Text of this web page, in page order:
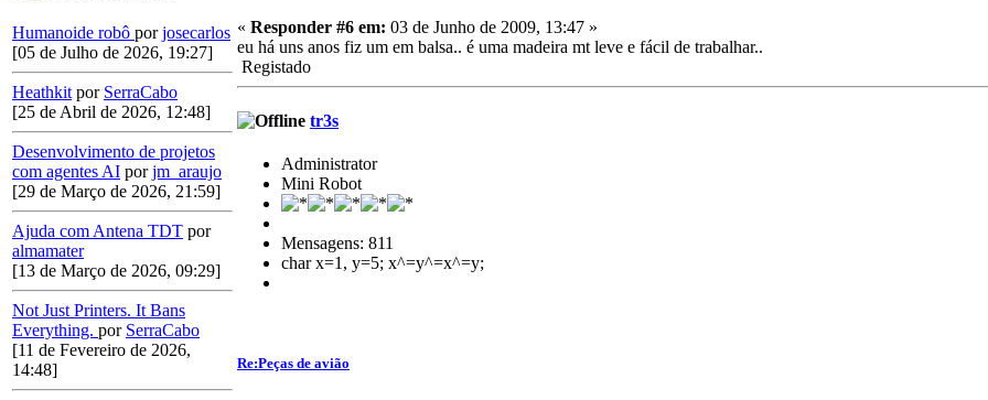
Humanoide robô porjosecarlos
[05 de Julho de 2026, 19:27]
Heathkit por SerraCabo
[25 de Abril de 2026, 12:48]
Desenvolvimento de projetos
com agentes AI porjm_araujo
[29 de Março de 2026, 21:59]
Ajuda com Antena TDT por
almamater
[13 de Março de 2026, 09:29]
Not Just Printers. It Bans
Everything. por SerraCabo
[11 de Fevereiro de 2026,
14:48]
« Responder #6 em: 03 de Junho de 2009, 13:47 »
eu há uns anos fiz um em balsa.. é uma madeira mt leve e fácil de trabalhar..
Registado
tr3s
Administrator
Mini Robot
Mensagens: 811
char x=1, y=5; x^=y^=x^=y;
Re:Peças de avião